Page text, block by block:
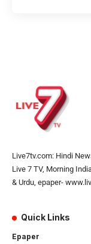
Live7tv.com: Hindi
Live 7 TV, Morning
& Urdu, epaper-
Quick Links
Epaper